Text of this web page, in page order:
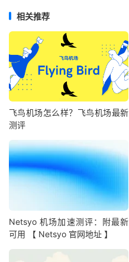
相关推荐
飞鸟机场怎么样？飞鸟机场最新
测评
Netsyo 机场加速测评：附最新
可用 【 Netsyo 官网地址 】